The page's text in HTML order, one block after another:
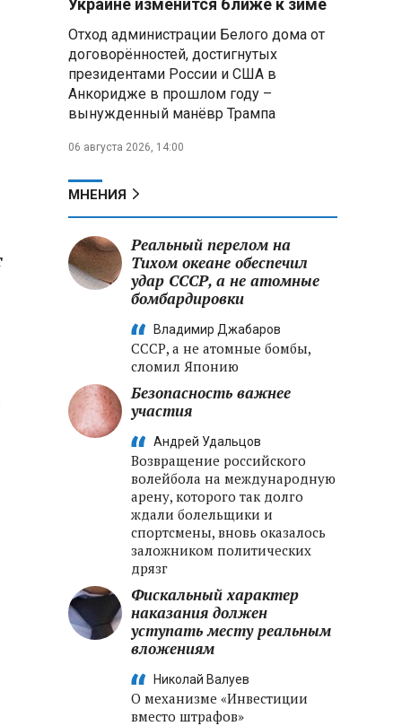
Президент Алжира готовится
к визиту в Беларусь — МИД
Алжира
300 жителей Курской области,
неизвестной
Второй энергоблок БелАЭС
вновь вышел на номинальную
мощность после диагностики
оборудования
Украине изменится ближе к зиме
Отход администрации Белого дома от
договорённостей, достигнутых
президентами России и США в
Анкоридже в прошлом году –
вынужденный манёвр Трампа
06 августа 2026, 14:00
МНЕНИЯ
Реальный перелом на
Тихом океане обеспечил
удар СССР, а не атомные
бомбардировки
Владимир Джабаров
СССР, а не атомные бомбы,
сломил Японию
Безопасность важнее
участия
Андрей Удальцов
Возвращение российского
волейбола на международную
арену, которого так долго
ждали болельщики и
спортсмены, вновь оказалось
заложником политических
дрязг
Фискальный характер
наказания должен
уступать месту реальным
вложениям
Николай Валуев
О механизме «Инвестиции
вместо штрафов»